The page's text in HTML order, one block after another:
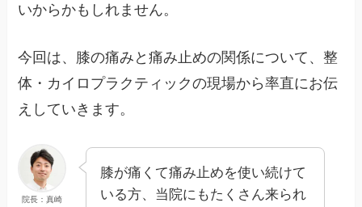
いからかもしれません。
今回は、膝の痛みと痛み止めの関係について、整
体・カイロプラクティックの現場から率直にお伝
えしていきます。
院長：真崎
膝が痛くて痛み止めを使い続けて
いる方、当院にもたくさん来られ